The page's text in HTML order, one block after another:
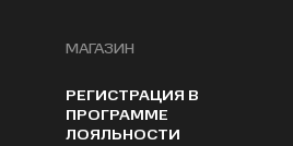
МАГАЗИН
РЕГИСТРАЦИЯ В
ПРОГРАММЕ
ЛОЯЛЬНОСТИ